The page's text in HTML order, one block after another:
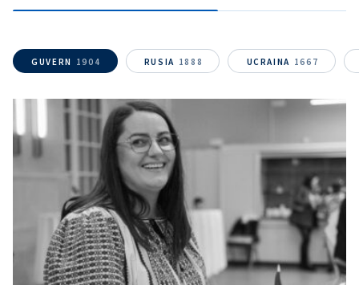
GUVERN 1904 RUSIA 1888 UCRAINA 1667
Nume+ Numele meu
Email+ Emailul meu
Telefon
+ Telefon personal
Am citit și sunt de
acord cupolitica de
confidențialitate.
TRIMITE ȘTIREA